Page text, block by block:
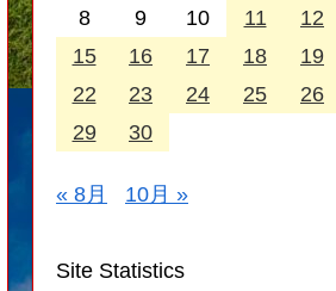
8
9 10 11 12
15
16 17 18 19
22
23 24 25 26
29
30
« 8月 10月 »
Site Statistics